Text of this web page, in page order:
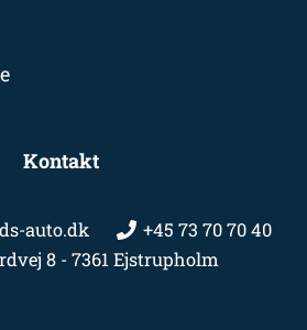
Kontakt
auto.dk
+45 73 70 70 40
8 - 7361 Ejstrupholm